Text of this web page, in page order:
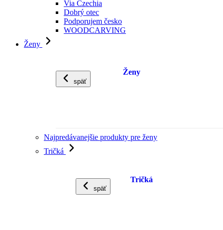
Via Czechia
Dobrý otec
Podporujem česko
WOODCARVING
Ženy
späť
Ženy
Najpredávanejšie produkty pre ženy
Tričká
späť
Tričká